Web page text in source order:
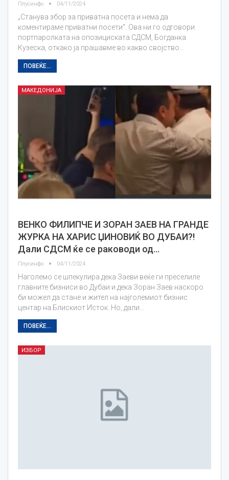
Плусинфо 04/11/2024
„Станува збор за приватна посета и нема да
коментираме приватни посети“. Ова ни го одговори
портпаролката на опозициската СДСМ, Богданка
Кузеска, откако ја прашавме во какво својство…
ПОВЕЌЕ...
МАКЕДОНИЈА
ВЕНКО ФИЛИПЧЕ И ЗОРАН ЗАЕВ НА ГРАНДЕ
ЖУРКА НА ХАРИС ЏИНОВИЌ ВО ДУБАИ?!
Дали СДСМ ќе се раководи од…
Плусинфо 04/11/2024
Наголемо се шпекулира дека Заеви веќе ги преселиле
главните бизниси во Дубаи и дека Зоран Заев наскоро
би можел да стане и жител на најголемиот бизнис
центар на Блискиот Исток. Но, дали…
ПОВЕЌЕ...
ИЗБОР